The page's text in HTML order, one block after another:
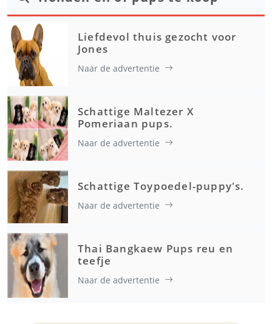
Liefdevol thuis gezocht voor
Jones
Naar de advertentie
Schattige Maltezer X
Pomeriaan pups.
Naar de advertentie
Schattige Toypoedel-puppy's.
Naar de advertentie
Thai Bangkaew Pups reu en
teefje
Naar de advertentie